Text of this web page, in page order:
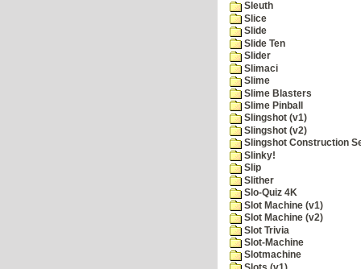
Sleuth
Slice
Slide
Slide Ten
Slider
Slimaci
Slime
Slime Blasters
Slime Pinball
Slingshot (v1)
Slingshot (v2)
Slingshot Construction
Slinky!
Slip
Slither
Slo-Quiz 4K
Slot Machine (v1)
Slot Machine (v2)
Slot Trivia
Slot-Machine
Slotmachine